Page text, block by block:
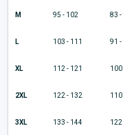
M 95 - 102 83 -
L 103 - 111 91 -
XL 112 - 121 100
2XL 122 - 132 110
3XL 133 - 144 122